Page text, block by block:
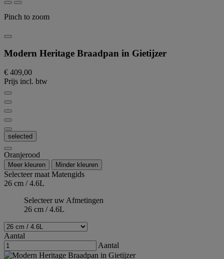
Pinch to zoom
Modern Heritage Braadpan in Gietijzer
€ 409,00
Prijs incl. btw
selected
Oranjerood
Meer kleuren Minder kleuren
Selecteer maatMatengids
26 cm / 4.6L
Selecteer uw Afmetingen
26 cm / 4.6L
Aantal
Aantal